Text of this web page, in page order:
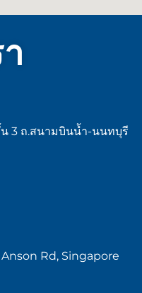
3 ถ.สนามบินน้ำ-นนทบุรี
Rd, Singapore